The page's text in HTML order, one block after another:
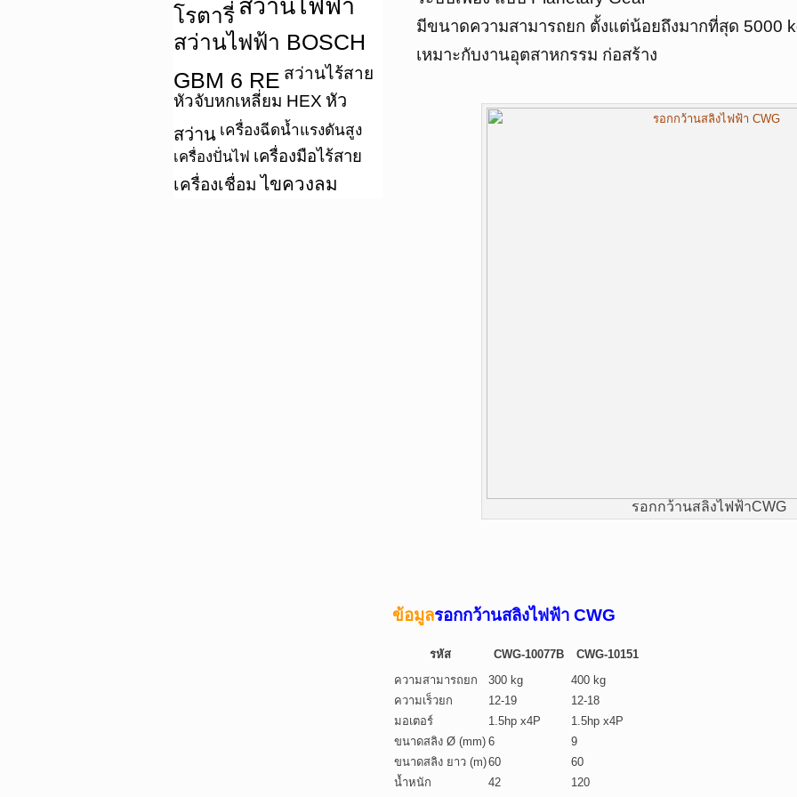
โรตารี่ สว่านไฟฟ้า
สว่านไฟฟ้า BOSCH
GBM 6 RE สว่านไร้สาย
หัวจับหกเหลี่ยม HEX หัว
สว่าน เครื่องฉีดน้ำแรงดันสูง
เครื่องปั่นไฟ เครื่องมือไร้สาย
เครื่องเชื่อม ไขควงลม
มีขนาดความสามารถยก ตั้งแต่น้อยถึงมากที่สุด 5000
เหมาะกับงานอุตสาหกรรม ก่อสร้าง
รอกกว้านสลิงไฟฟ้าCWG
ข้อมูลรอกกว้านสลิงไฟฟ้า CWG
รหัส CWG-10077B
CWG-10151
ความสามารถยก
300 kg
400 kg
ความเร็วยก
12-19
12-18
มอเตอร์
1.5hp x4P
1.5hp x4P
ขนาดสลิง Ø (mm) 6
9
ขนาดสลิง ยาว (m)60
60
น้ำหนัก
42 120